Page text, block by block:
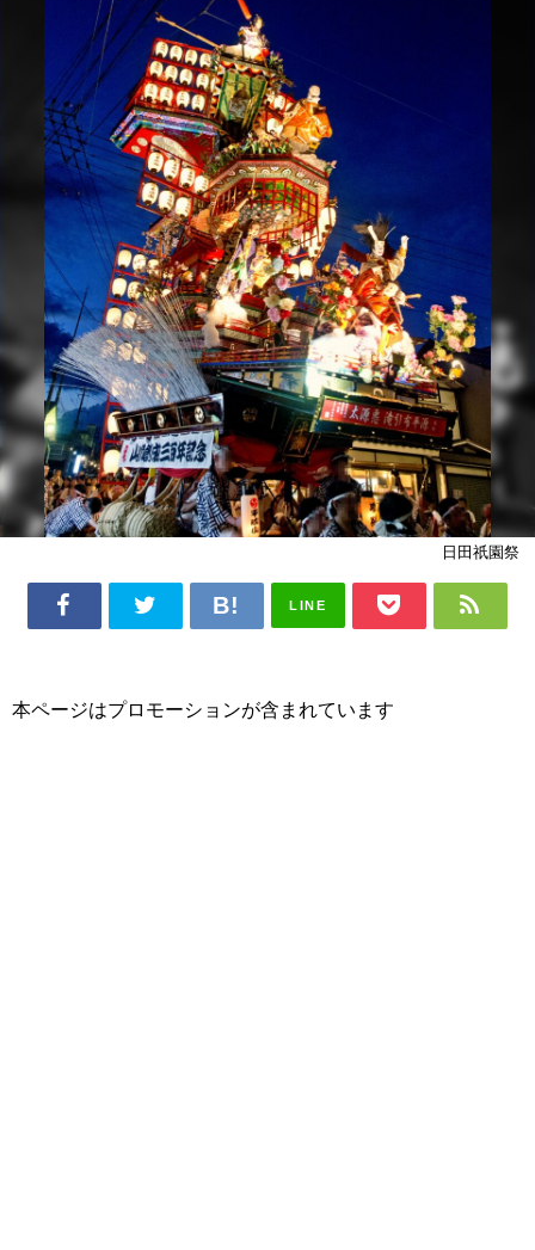
日田祇園祭
LINE
本ページはプロモーションが含まれています